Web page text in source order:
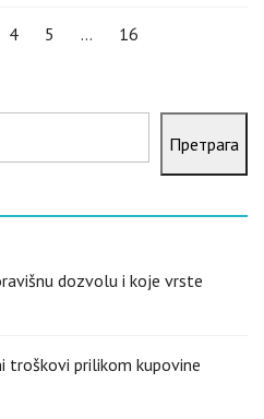
4 5 … 16
Претрага
dozvolu i koje vrste
troškovi prilikom kupovine